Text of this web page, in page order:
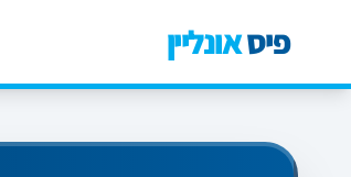
פיסאונליין